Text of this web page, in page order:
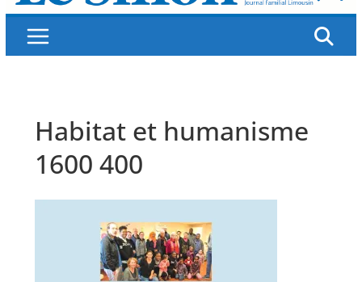
Habitat et humanisme
1600 400